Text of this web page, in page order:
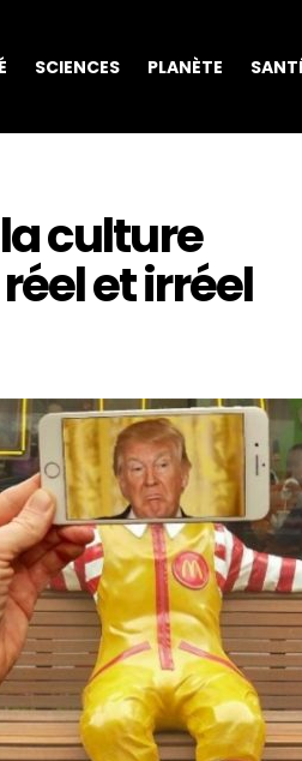
SCIENCES PLANÈTE
culture
et irréel